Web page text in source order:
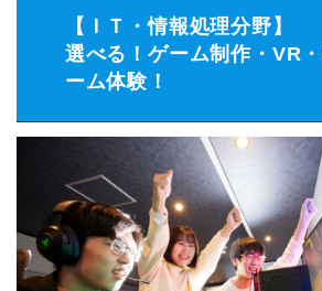
【ＩＴ・情報処理分野】
選べる！ゲーム制作・VR
ーム体験！